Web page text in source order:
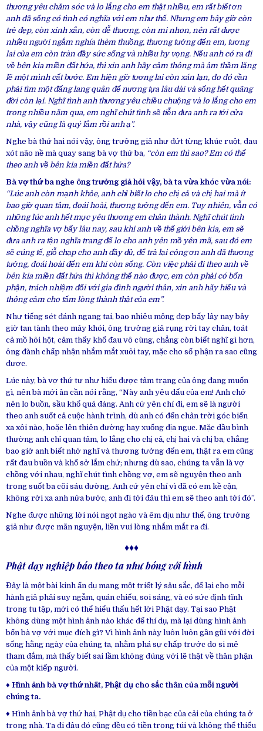
thương yêu chăm sóc và lo lắng cho em thật nhiều, em rất biết ơn
anh đã sống có tình có nghĩa với em như thế. Nhưng em bây giờ còn
trẻ đẹp, còn xinh xắn, còn dễ thương, còn mi nhon, nên rất được
nhiều người ngắm nghía thèm thuồng, thương tưởng đến em, tương
lai của em còn tràn đầy sức sống và nhiều hy vọng. Nếu anh có ra đi
về bên kia miền đất hứa, thì xin anh hãy cảm thông mà âm thầm lặng
lẽ một mình cất bước. Em hiện giờ tương lai còn xán lạn, do đó cần
phải tìm một đấng lang quân để nương tựa lâu dài và sống hết quãng
đời còn lại. Nghĩ tình anh thương yêu chiều chuộng và lo lắng cho em
trong nhiều năm qua, em nghĩ chút tình sẽ tiễn đưa anh ra tới cửa
nhà, vậy cũng là quý lắm rồi anh ạ”.
Nghe bà thứ hai nói vậy, ông trưởng giả như đứt từng khúc ruột, đau
xót não nề mà quay sang bà vợ thứ ba, “còn em thì sao? Em có thể
theo anh về bên kia miền đất hứa?
Bà vợ thứ ba nghe ông trưởng giả hỏi vậy, bà ta vừa khóc vừa nói:
“Lúc anh còn mạnh khỏe, anh chỉ biết lo cho chị cả và chị hai mà ít
bao giờ quan tâm, đoái hoài, thương tưởng đến em. Tuy nhiên, vẫn có
những lúc anh hết mực yêu thương em chân thành. Nghĩ chút tình
chồng nghĩa vợ bấy lâu nay, sau khi anh về thế giới bên kia, em sẽ
đưa anh ra tận nghĩa trang để lo cho anh yên mồ yên mã, sau đó em
sẽ cúng tế, giỗ chạp cho anh đầy đủ, để trả lại công ơn anh đã thương
tưởng, đoái hoài đến em khi còn sống. Còn việc phải đi theo anh về
bên kia miền đất hứa thì không thể nào được, em còn phải có bổn
phận, trách nhiệm đối với gia đình người thân, xin anh hãy hiểu và
thông cảm cho tấm lòng thành thật của em”.
Như tiếng sét đánh ngang tai, bao nhiêu mộng đẹp bấy lây nay bây
giờ tan tành theo mây khói, ông trưởng giả rụng rời tay chân, toát
cả mồ hôi hột, cảm thấy khổ đau vô cùng, chẳng còn biết nghĩ gì hơn,
ông đành chấp nhận nhắm mắt xuôi tay, mặc cho số phận ra sao cũng
được.
Lúc này, bà vợ thứ tư như hiểu được tâm trạng của ông đang muốn
gì, nên bà mới ân cần nói rằng, “Này anh yêu dấu của em! Anh chớ
nên lo buồn, sầu khổ quá đáng. Anh cứ yên chí đi, em sẽ là người
theo anh suốt cả cuộc hành trình, dù anh có đến chân trời góc biển
xa xôi nào, hoặc lên thiên đường hay xuống địa ngục. Mặc dầu bình
thường anh chỉ quan tâm, lo lắng cho chị cả, chị hai và chị ba, chẳng
bao giờ anh biết nhớ nghĩ và thương tưởng đến em, thật ra em cũng
rất đau buồn và khổ sở lắm chứ; nhưng dù sao, chúng ta vẫn là vợ
chồng với nhau, nghĩ chút tình chồng vợ, em sẽ nguyện theo anh
trong suốt ba cõi sáu đường. Anh cứ yên chí vì đã có em kề cận,
không rời xa anh nửa bước, anh đi tới đâu thì em sẽ theo anh tới đó”.
Nghe được những lời nói ngọt ngào và êm dịu như thế, ông trưởng
giả như được mãn nguyện, liền vui lòng nhắm mắt ra đi.
♦♦♦
Phật dạy nghiệp báo theo ta như bóng với hình
Đây là một bài kinh ẩn dụ mang một triết lý sâu sắc, để lại cho mỗi
hành giả phải suy ngẫm, quán chiếu, soi sáng, và có sức định tĩnh
trong tu tập, mới có thể hiểu thấu hết lời Phật dạy. Tại sao Phật
không dùng một hình ảnh nào khác để thí dụ, mà lại dùng hình ảnh
bốn bà vợ với mục đích gì? Vì hình ảnh này luôn luôn gần gũi với đời
sống hằng ngày của chúng ta, nhằm phá sự chấp trước do si mê
tham đắm, mà thấy biết sai lầm không đúng với lẽ thật về thân phận
của một kiếp người.
♦ Hình ảnh bà vợ thứ nhất, Phật dụ cho sắc thân của mỗi người
chúng ta.
♦ Hình ảnh bà vợ thứ hai, Phật dụ cho tiền bạc của cải của chúng ta ở
trong nhà. Ta đi đâu đó cũng đều có tiền trong túi và không thể thiếu